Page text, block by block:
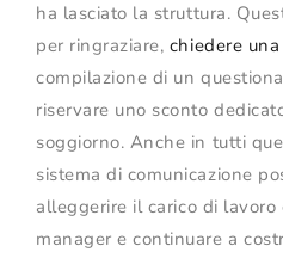
ha lasciato la struttura.
per ringraziare, chiedere
compilazione di un
riservare uno sconto
soggiorno. Anche in tutti
sistema di comunicazione
alleggerire il carico di
manager e continuare a